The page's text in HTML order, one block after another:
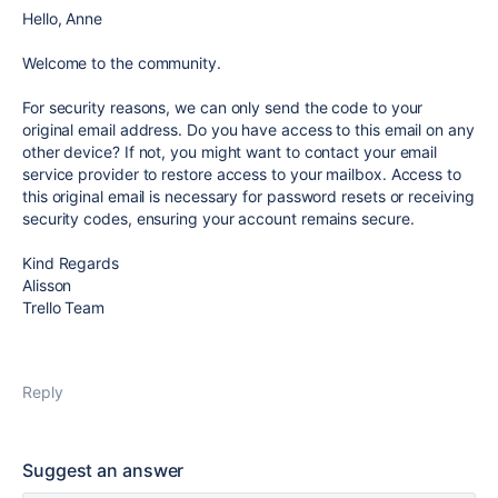
Hello, Anne
Welcome to the community.
For security reasons, we can only send the code to your
original email address. Do you have access to this email on any
other device? If not, you might want to contact your email
service provider to restore access to your mailbox. Access to
this original email is necessary for password resets or receiving
security codes, ensuring your account remains secure.
Kind Regards
Alisson
Trello Team
Reply
Suggest an answer